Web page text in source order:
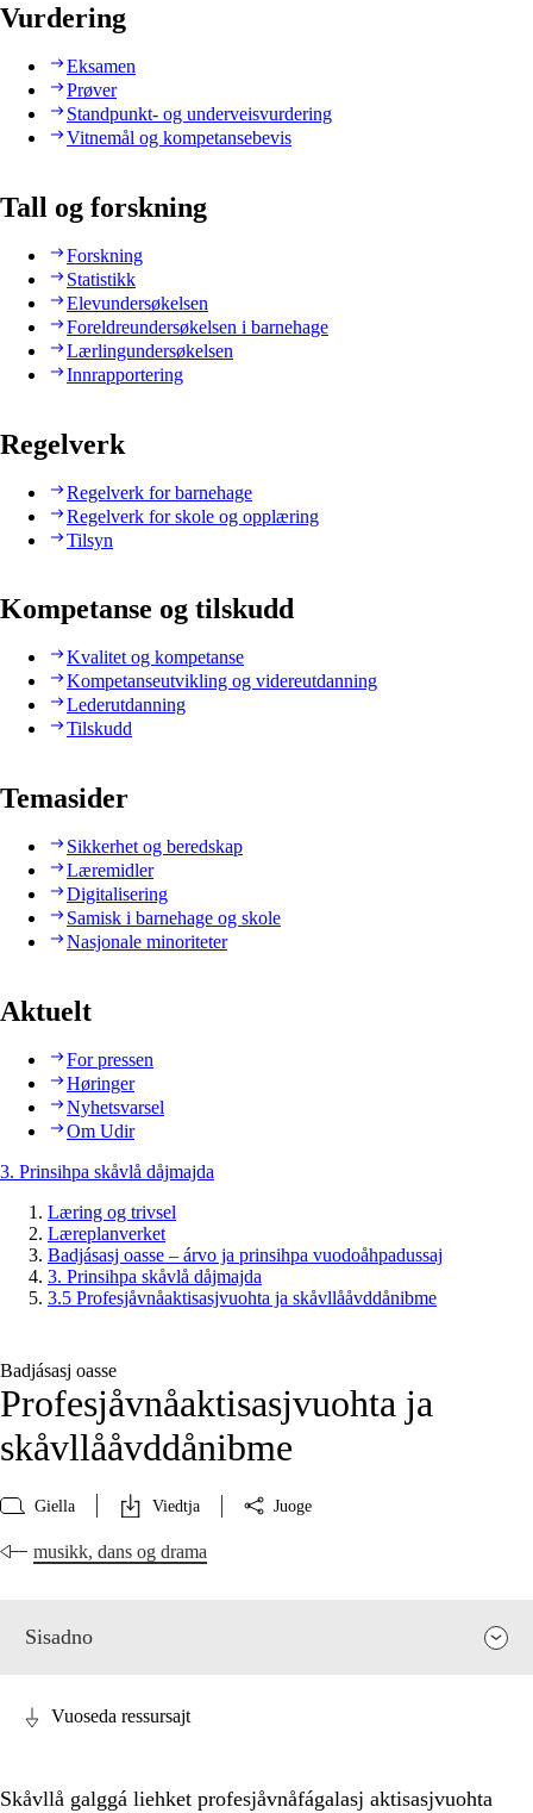
Vurdering
Eksamen
Prøver
Standpunkt- og underveisvurdering
Vitnemål og kompetansebevis
Tall og forskning
Forskning
Statistikk
Elevundersøkelsen
Foreldreundersøkelsen i barnehage
Lærlingundersøkelsen
Innrapportering
Regelverk
Regelverk for barnehage
Regelverk for skole og opplæring
Tilsyn
Kompetanse og tilskudd
Kvalitet og kompetanse
Kompetanseutvikling og videreutdanning
Lederutdanning
Tilskudd
Temasider
Sikkerhet og beredskap
Læremidler
Digitalisering
Samisk i barnehage og skole
Nasjonale minoriteter
Aktuelt
For pressen
Høringer
Nyhetsvarsel
Om Udir
3. Prinsihpa skåvlå dåjmajda
Læring og trivsel
Læreplanverket
Badjásasj oasse – árvo ja prinsihpa vuodoåhpadussaj
3. Prinsihpa skåvlå dåjmajda
3.5 Profesjåvnåaktisasjvuohta ja skåvllååvddånibme
Badjásasj oasse
Profesjåvnåaktisasjvuohta ja
skåvllååvddånibme
Giella Viedtja Juoge
musikk, dans og drama
Sisadno
Vuoseda ressursajt
Skåvllå galggá liehket profesjåvnåfágalasj aktisasjvuohta